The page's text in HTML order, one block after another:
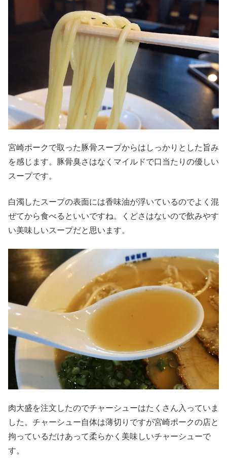
宮崎ポークで取った豚骨スープからはしっかりとした旨み
を感じます。豚骨臭さはなくマイルドで口当たりの優しい
スープです。
白濁したスープの表面には香味油が浮いているのでよく混
ぜてから食べるといいですね。くどさはないので飲みやす
い美味しいスープだと思います。
肉大盛を注文したのでチャーシューはたくさん入っていま
した。チャーシュー自体は薄切りですが宮崎ポークの店と
拘っているだけあって柔らかく美味しいチャーシューで
す。